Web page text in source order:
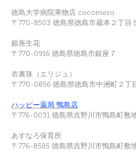
徳島大学病院果物店 cocomero
〒770-8503 徳島県徳島市蔵本２丁目
銀座生花
〒770-0916 徳島県徳島市銀座７
衣裏珠（エリジュ）
〒770-0856 徳島県徳島市中洲町２丁
ハッピー薬局 鴨島店
〒776-0031 徳島県吉野川市鴨島町敷
あすなろ保育所
〒776-8585 徳島県吉野川市鴨島町敷